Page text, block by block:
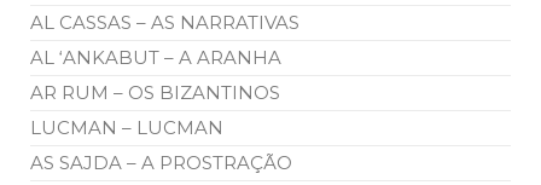
AL CASSAS – AS NARRATIVAS
AL ‘ANKABUT – A ARANHA
AR RUM – OS BIZANTINOS
LUCMAN – LUCMAN
AS SAJDA – A PROSTRAÇÃO